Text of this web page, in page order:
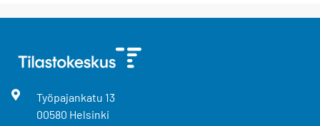
Työpajankatu 13
00580 Helsinki